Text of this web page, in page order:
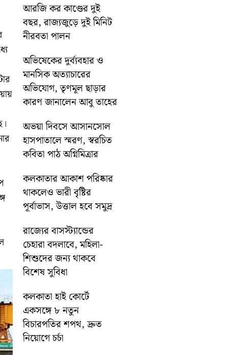
আরজি কর কাণ্ডের দুই
বছর, রাজ্যজুড়ে দুই মিনিট
নীরবতা পালন
অভিষেকের দুর্ব্যবহার ও
মানসিক অত্যাচারের
অভিযোগ, তৃণমূল ছাড়ার
কারণ জানালেন আবু তাহের
অভয়া দিবসে আসানসোল
হাসপাতালে স্মরণ, স্বরচিত
কবিতা পাঠ অগ্নিমিত্রার
কলকাতার আকাশ পরিষ্কার
থাকলেও ভারী বৃষ্টির
পূর্বাভাস, উত্তাল হবে সমুদ্র
রাজ্যের বাসস্ট্যান্ডের
চেহারা বদলাবে, মহিলা-
শিশুদের জন্য থাকবে
বিশেষ সুবিধা
কলকাতা হাই কোর্টে
একসঙ্গে ৮ নতুন
বিচারপতির শপথ, দ্রুত
নিয়োগে চর্চা